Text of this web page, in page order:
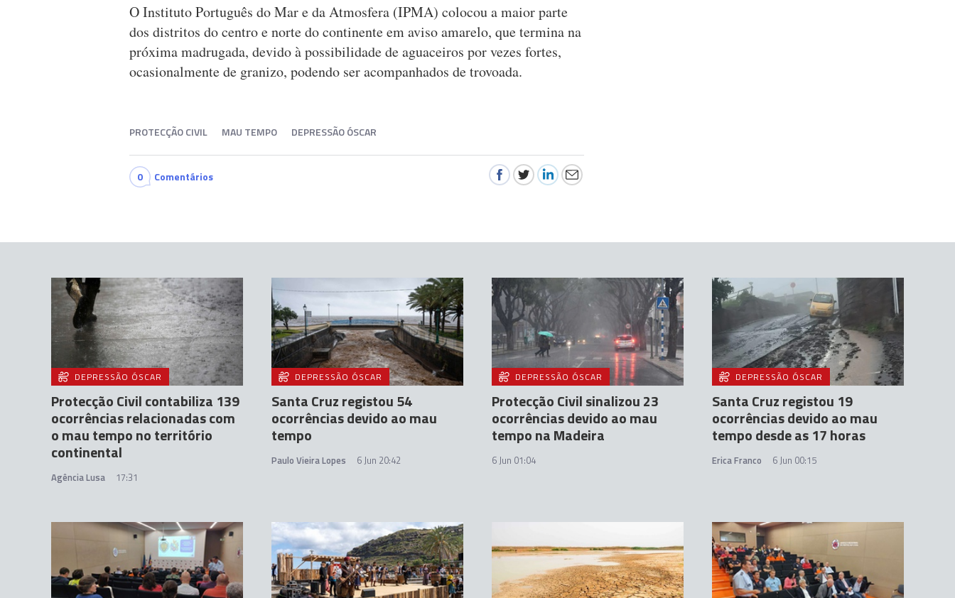
O Instituto Português do Mar e da Atmosfera (IPMA) colocou a maior parte
dos distritos do centro e norte do continente em aviso amarelo, que termina na
próxima madrugada, devido à possibilidade de aguaceiros por vezes fortes,
ocasionalmente de granizo, podendo ser acompanhados de trovoada.
PROTECÇÃO CIVIL MAU TEMPO DEPRESSÃO ÓSCAR
0 Comentários
DEPRESSÃO ÓSCAR
Protecção Civil contabiliza 139
ocorrências relacionadas com
o mau tempo no território
continental
Agência Lusa 17:31
DEPRESSÃO ÓSCAR
Santa Cruz registou 54
ocorrências devido ao mau
tempo
Paulo Vieira Lopes 6 Jun 20:42
DEPRESSÃO ÓSCAR
Protecção Civil sinalizou 23
ocorrências devido ao mau
tempo na Madeira
6 Jun 01:04
DEPRESSÃO ÓSCAR
Santa Cruz registou 19
ocorrências devido ao mau
tempo desde as 17 horas
Erica Franco 6 Jun 00:15